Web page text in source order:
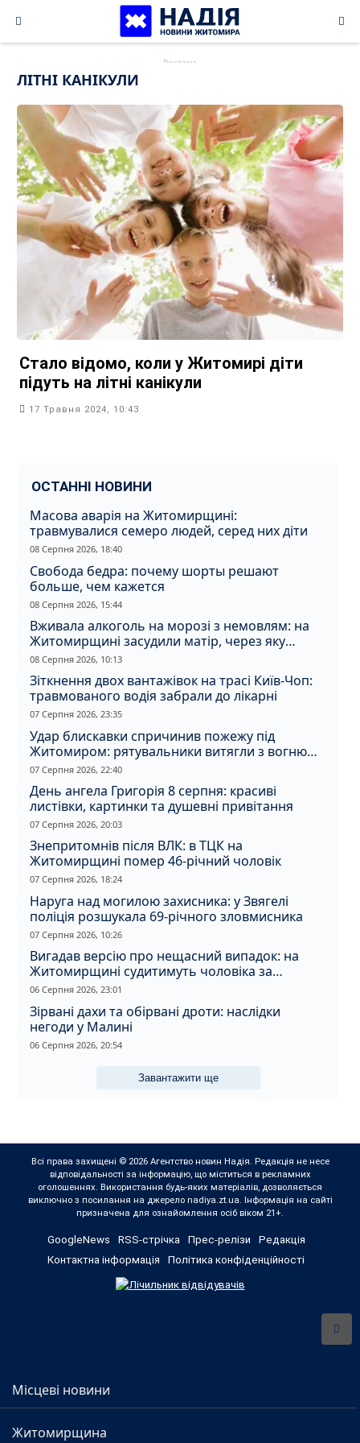
content
ЛІТНІ КАНІКУЛИ
Стало відомо, коли у Житомирі діти
підуть на літні канікули
17 Травня 2024, 10:43
ОСТАННІ НОВИНИ
Масова аварія на Житомирщині:
травмувалися семеро людей, серед них діти
08 Серпня 2026, 18:40
Свобода бедра: почему шорты решают
больше, чем кажется
08 Серпня 2026, 15:44
Вживала алкоголь на морозі з немовлям: на
Житомирщині засудили матір, через яку
дитина отримала обмороження
08 Серпня 2026, 10:13
Зіткнення двох вантажівок на трасі Київ-Чоп:
травмованого водія забрали до лікарні
07 Серпня 2026, 23:35
Удар блискавки спричинив пожежу під
Житомиром: рятувальники витягли з вогню
кота
07 Серпня 2026, 22:40
День ангела Григорія 8 серпня: красиві
листівки, картинки та душевні привітання
07 Серпня 2026, 20:03
Знепритомнів після ВЛК: в ТЦК на
Житомирщині помер 46-річний чоловік
07 Серпня 2026, 18:24
Наруга над могилою захисника: у Звягелі
поліція розшукала 69-річного зловмисника
07 Серпня 2026, 10:26
Вигадав версію про нещасний випадок: на
Житомирщині судитимуть чоловіка за
вбивство співмешканки
06 Серпня 2026, 23:01
Зірвані дахи та обірвані дроти: наслідки
негоди у Малині
06 Серпня 2026, 20:54
Завантажити ще
Всі права захищені © 2026 Агентство новин Надія. Редакція не несе
відповідальності за інформацію, що міститься в рекламних
оголошеннях. Використання будь-яких матеріалів, дозволяється
виключно з посилання на джерело nadiya.zt.ua. Інформація на сайті
призначена для ознайомлення осіб віком 21+.
GoogleNews RSS-стрічка Прес-релізи
Редакція
Контактна інформація
Політика конфіденційності
Місцеві новини
Житомирщина